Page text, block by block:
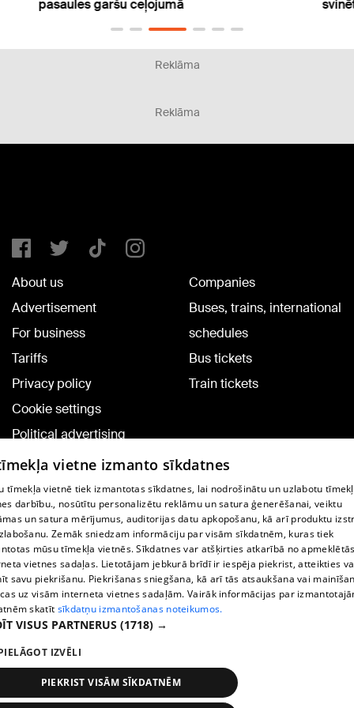
svinēta Imantdienu 50 gadu jubileja
Reklāma
Reklāma
About us
Advertisement
For business
Tariffs
Privacy policy
Cookie settings
Political advertising
Cookie policy
Commenting terms
Companies
Buses, trains, international
schedules
Bus tickets
Train tickets
TV program
Contract rules
360 Ziņu kontakti
Helio Media
Vortal assistance service: e-mail -
All rights reserved.
vietne izmanto sīkdatnes
tīmekļa vietnē tiek izmantotas sīkdatnes, lai nodrošinātu un uzlabotu
darbību., nosūtītu personalizētu reklāmu un satura ģenerēšanai, veiktu
un satura mērījumus, auditorijas datu apkopošanu, kā arī produktu
Zemāk sniedzam informāciju par visām sīkdatnēm, kuras tiek
mūsu tīmekļa vietnēs. Sīkdatnes var atšķirties atkarībā no
vietnes sadaļas. Lietotājam jebkurā brīdī ir iespēja piekrist, atteikties
savu piekrišanu. Piekrišanas sniegšana, kā arī tās atsaukšana vai
uz visām interneta vietnes sadaļām. Vairāk informācijas par
skatīt sīkdatņu izmantošanas noteikumos.
VISUS PARTNERUS (1718) →
IZVĒLI
PIEKRIST VISĀM SĪKDATNĒM